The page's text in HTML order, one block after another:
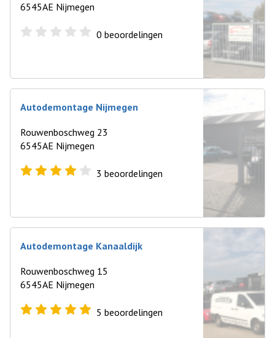
6545AE Nijmegen
0 beoordelingen
Autodemontage Nijmegen
Rouwenboschweg 23
6545AE Nijmegen
3 beoordelingen
Autodemontage Kanaaldijk
Rouwenboschweg 15
6545AE Nijmegen
5 beoordelingen